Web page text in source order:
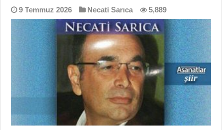
9 Temmuz 2026 Necati Sarıca 5,889